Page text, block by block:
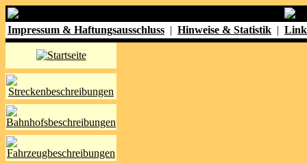
Impressum & Haftungsausschluss | Hinweise & Statistik |